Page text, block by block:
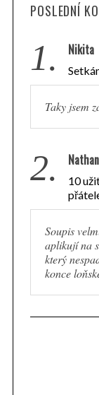
POSLEDNÍ
1. Nikita
Taky jsem
2. Nathan
10
Soupis
aplikují na
který
konce
S